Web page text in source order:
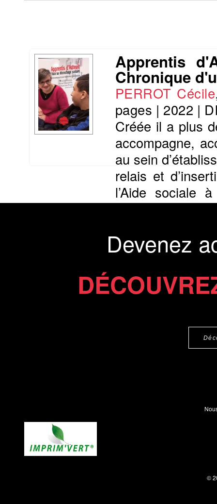
Apprentis
Chronique
PERROT Cécile
pages | 2022 |
Créée il a plus
accompagne,
au sein
relais et
l’Aide sociale
social,
Devenez
©